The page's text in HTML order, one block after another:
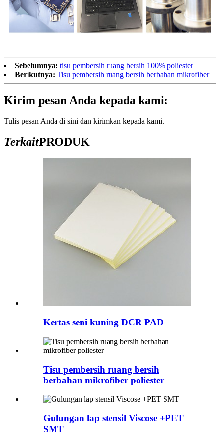
Sebelumnya: tisu pembersih ruang bersih 100% poliester
Berikutnya: Tisu pembersih ruang bersih berbahan mikrofiber
Kirim pesan Anda kepada kami:
Tulis pesan Anda di sini dan kirimkan kepada kami.
TerkaitPRODUK
Kertas seni kuning DCR PAD
Tisu pembersih ruang bersih
berbahan mikrofiber poliester
Gulungan lap stensil Viscose +PET
SMT